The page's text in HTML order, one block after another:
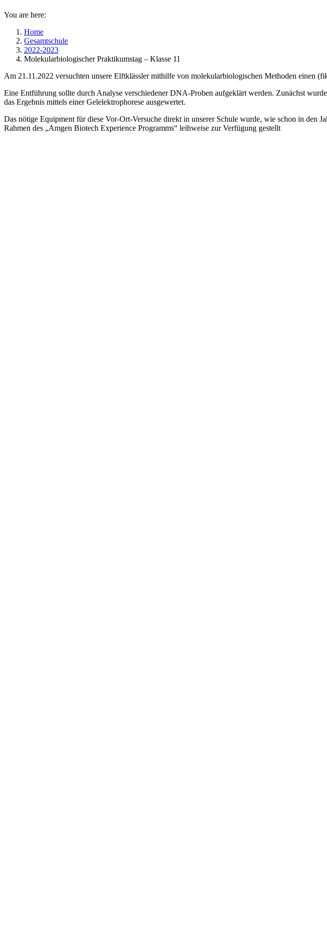
You are here:
Home
Gesamtschule
2022-2023
Molekularbiologischer Praktikumstag – Klasse 11
Am 21.11.2022 versuchten unsere Elftklässler mithilfe von molekularbiologischen Methoden einen
Eine Entführung sollte durch Analyse verschiedener DNA-Proben aufgeklärt werden. Zunächst
das Ergebnis mittels einer Gelelektrophorese ausgewertet.
Das nötige Equipment für diese Vor-Ort-Versuche direkt in unserer Schule wurde, wie schon in den
Rahmen des „Amgen Biotech Experience Programms“ leihweise zur Verfügung gestellt